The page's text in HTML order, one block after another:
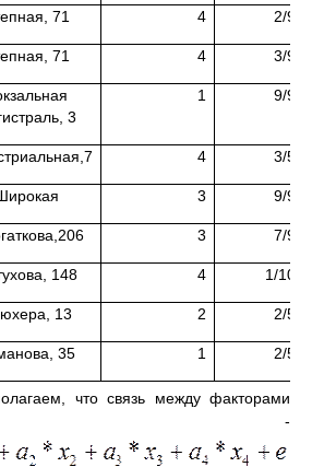
71 4 2/9
71 4 3/9
3
1 9/9
4 3/5
3 9/9
3 7/9
148 4 1/10
13 2 2/5
35 1 2/5
что связь между факторами
-